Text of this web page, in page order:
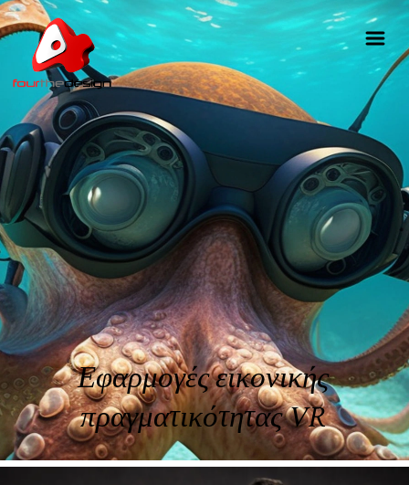
Εφαρμογές εικονικής
πραγματικότητας VR